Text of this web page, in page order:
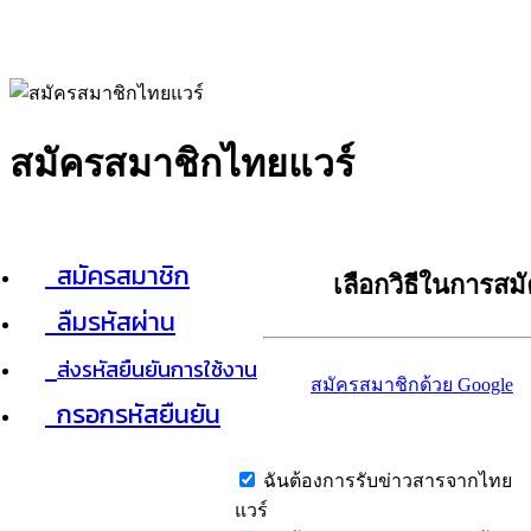
สมัครสมาชิกไทยแวร์
สมัครสมาชิก
ลืมรหัสผ่าน
ส่งรหัสยืนยันการใช้งาน
กรอกรหัสยืนยัน
เลือกวิธีในการส
สมัครสมาชิกด้วย Google
ฉันต้องการรับข่าวสารจากไทย
แวร์